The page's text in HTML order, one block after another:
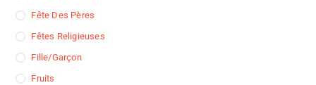
Fête Des Pères
Fêtes Religieuses
Fille/garçon
Fruits